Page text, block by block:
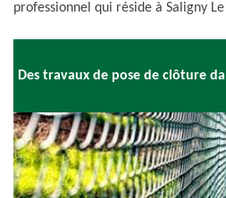
professionnel qui réside à Saligny
Des travaux de pose de clôture